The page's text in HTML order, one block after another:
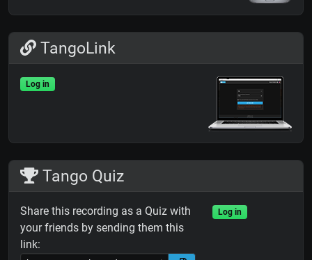
TangoLink
Log in
Tango Quiz
Share this recording as a Quiz with
your friends by sending them this
link:
Log in